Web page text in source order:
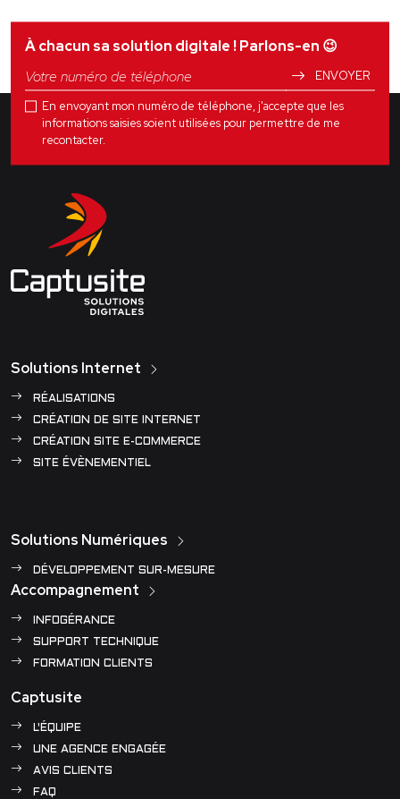
À chacun sa solution digitale ! Parlons-en 😉
ENVOYER
En envoyant mon numéro de téléphone, j'accepte que les
informations saisies soient utilisées pour permettre de me
recontacter.
Solutions Internet
RÉALISATIONS
CRÉATION DE SITE INTERNET
CRÉATION SITE E-COMMERCE
SITE ÉVÈNEMENTIEL
Solutions Numériques
DÉVELOPPEMENT SUR-MESURE
Accompagnement
INFOGÉRANCE
SUPPORT TECHNIQUE
FORMATION CLIENTS
Captusite
L'ÉQUIPE
UNE AGENCE ENGAGÉE
AVIS CLIENTS
FAQ